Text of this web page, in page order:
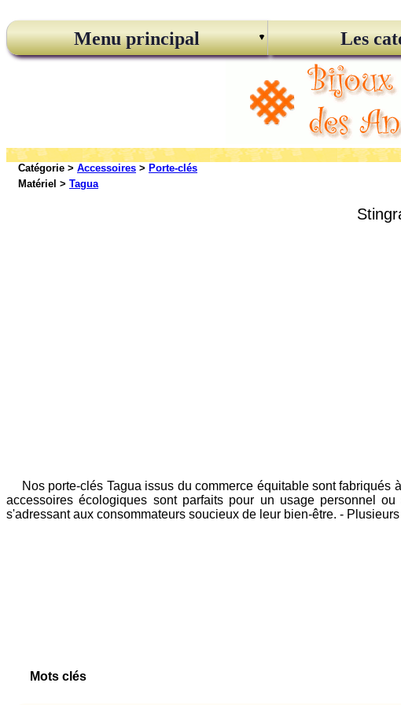
Menu principal Les
Catégorie > Accessoires > Porte-clés
Matériel > Tagua
Nos porte-clés Tagua issus du commerce équitable sont
accessoires écologiques sont parfaits pour un usage personnel
s'adressant aux consommateurs soucieux de leur bien-être. -
Mots clés